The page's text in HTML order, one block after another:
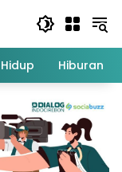
Hiburan